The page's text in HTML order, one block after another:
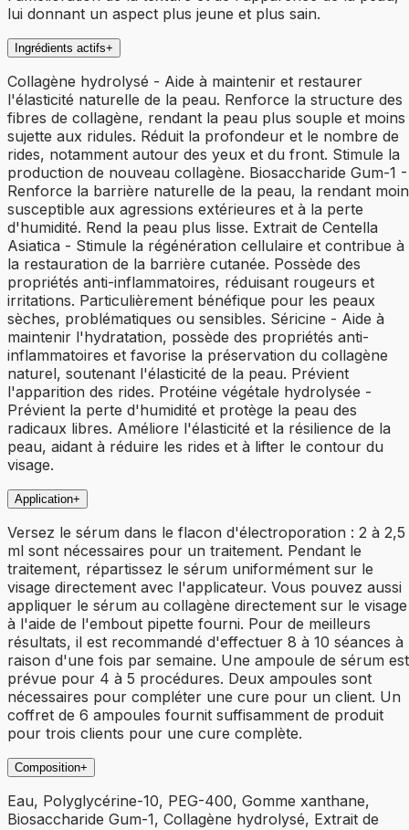
lui donnant un aspect plus jeune et plus sain.
Ingrédients actifs+
Collagène hydrolysé - Aide à maintenir et restaurer
l'élasticité naturelle de la peau. Renforce la structure des
fibres de collagène, rendant la peau plus souple et moins
sujette aux ridules. Réduit la profondeur et le nombre de
rides, notamment autour des yeux et du front. Stimule la
production de nouveau collagène. Biosaccharide Gum-1 -
Renforce la barrière naturelle de la peau, la rendant
susceptible aux agressions extérieures et à la perte
d'humidité. Rend la peau plus lisse. Extrait de Centella
Asiatica - Stimule la régénération cellulaire et contribue à
la restauration de la barrière cutanée. Possède des
propriétés anti-inflammatoires, réduisant rougeurs et
irritations. Particulièrement bénéfique pour les peaux
sèches, problématiques ou sensibles. Séricine - Aide à
maintenir l'hydratation, possède des propriétés anti-
inflammatoires et favorise la préservation du collagène
naturel, soutenant l'élasticité de la peau. Prévient
l'apparition des rides. Protéine végétale hydrolysée -
Prévient la perte d'humidité et protège la peau des
radicaux libres. Améliore l'élasticité et la résilience de la
peau, aidant à réduire les rides et à lifter le contour du
visage.
Application+
Versez le sérum dans le flacon d'électroporation : 2 à 2,5
ml sont nécessaires pour un traitement. Pendant le
traitement, répartissez le sérum uniformément sur le
visage directement avec l'applicateur. Vous pouvez aussi
appliquer le sérum au collagène directement sur le visage
à l'aide de l'embout pipette fourni. Pour de meilleurs
résultats, il est recommandé d'effectuer 8 à 10 séances à
raison d'une fois par semaine. Une ampoule de sérum est
prévue pour 4 à 5 procédures. Deux ampoules sont
nécessaires pour compléter une cure pour un client. Un
coffret de 6 ampoules fournit suffisamment de produit
pour trois clients pour une cure complète.
Composition+
Eau, Polyglycérine-10, PEG-400, Gomme xanthane,
Biosaccharide Gum-1, Collagène hydrolysé, Extrait de